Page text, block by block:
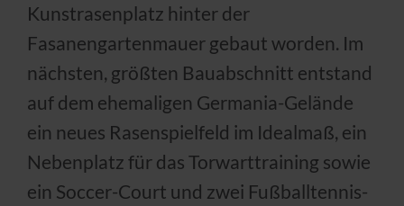
Kunstrasenplatz hinter der
Fasanengartenmauer gebaut worden. Im
nächsten, größten Bauabschnitt entstand
auf dem ehemaligen Germania-Gelände
ein neues Rasenspielfeld im Idealmaß, ein
Nebenplatz für das Torwarttraining sowie
ein Soccer-Court und zwei Fußballtennis-